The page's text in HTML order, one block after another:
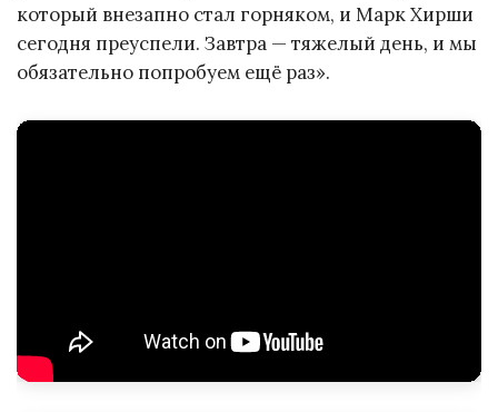
который внезапно стал горняком, и Марк Хирши
сегодня преуспели. Завтра — тяжелый день, и мы
обязательно попробуем ещё раз».